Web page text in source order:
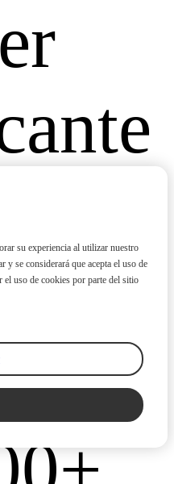
su experiencia al utilizar nuestro
y se considerará que acepta el uso de
el uso de cookies por parte del sitio